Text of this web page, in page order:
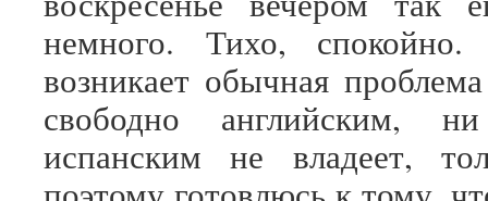
немного. Тихо,
возникает обычная
свободно английским,
испанским не владеет,